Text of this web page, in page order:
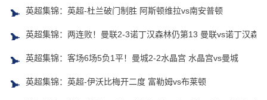
英超集锦：英超-杜兰破门制胜 阿斯顿维拉vs南安普顿
英超集锦：两连败！曼联2-3诺丁汉森林仍第13 曼联vs诺丁汉森林
英超集锦：客场6场5负1平！曼城2-2水晶宫 水晶宫vs曼城
英超集锦：英超-伊沃比梅开二度 富勒姆vs布莱顿